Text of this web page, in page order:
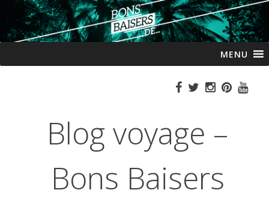
au
MENU
Blog voyage –
Bons Baisers